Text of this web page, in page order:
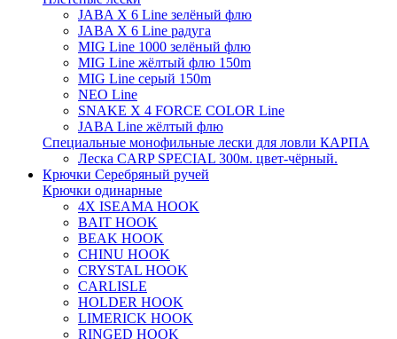
JABA X 6 Line зелёный флю
JABA X 6 Line радуга
MIG Line 1000 зелёный флю
MIG Line жёлтый флю 150m
MIG Line серый 150m
NEO Line
SNAKE X 4 FORCE COLOR Line
JABA Line жёлтый флю
Специальные монофильные лески для ловли КАРПА
Леска CARP SPECIAL 300м. цвет-чёрный.
Крючки Серебряный ручей
Крючки одинарные
4X ISEAMA HOOK
BAIT HOOK
BEAK HOOK
CHINU HOOK
CRYSTAL HOOK
CARLISLE
HOLDER HOOK
LIMERICK HOOK
RINGED HOOK